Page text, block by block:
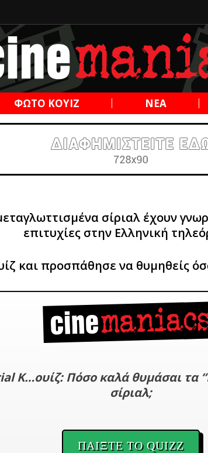
ΦΩΤΟ ΚΟΥΙΖ ΝΕΑ
σίριαλ έχουν
επιτυχίες στην Ελληνική
και προσπάθησε να θυμηθείς
K…ουίζ: Πόσο καλά θυμάσαι τα
σίριαλ;
ΠΑΙΞΤΕ ΤΟ QUIZZ